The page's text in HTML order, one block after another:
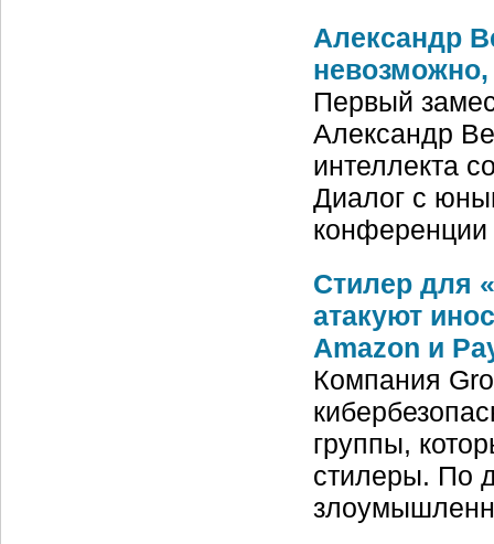
Александр
невозможно,
Первый
Александр
интеллекта
Диалог с
Стилер для
атакуют
Amazon и
Компания
группы,
стилеры. По